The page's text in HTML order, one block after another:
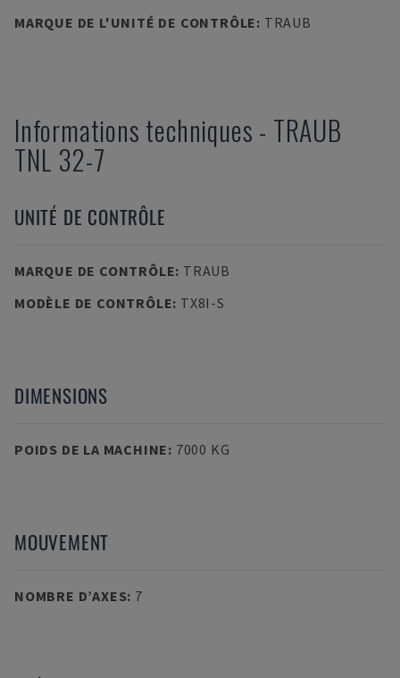
MARQUE DE L'UNITÉ DE CONTRÔLE: TRAUB
Informations techniques - TRAUB
TNL 32-7
UNITÉ DE CONTRÔLE
MARQUE DE CONTRÔLE: TRAUB
MODÈLE DE CONTRÔLE: TX8I-S
DIMENSIONS
POIDS DE LA MACHINE: 7000 KG
MOUVEMENT
NOMBRE D’AXES: 7